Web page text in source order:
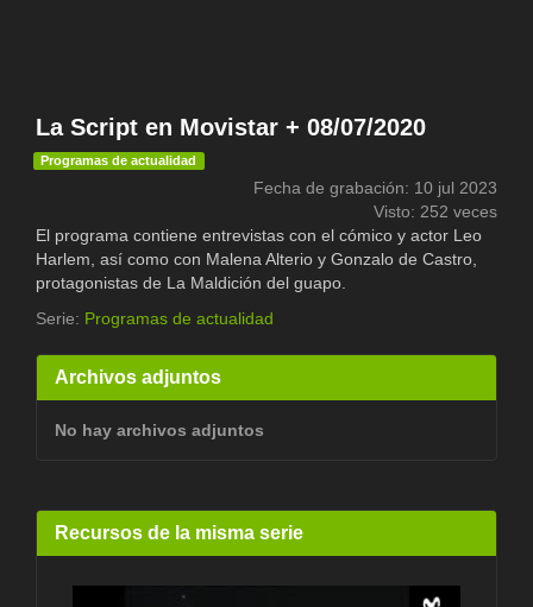
La Script en Movistar + 08/07/2020
Programas de actualidad
Fecha de grabación: 10 jul 2023
Visto: 252 veces
El programa contiene entrevistas con el cómico y actor Leo
Harlem, así como con Malena Alterio y Gonzalo de Castro,
protagonistas de La Maldición del guapo.
Serie: Programas de actualidad
Archivos adjuntos
No hay archivos adjuntos
Recursos de la misma serie